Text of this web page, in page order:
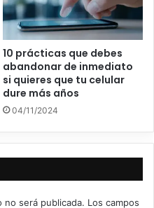
10 prácticas que debes
abandonar de inmediato
si quieres que tu celular
dure más años
04/11/2024
será publicada. Los campos